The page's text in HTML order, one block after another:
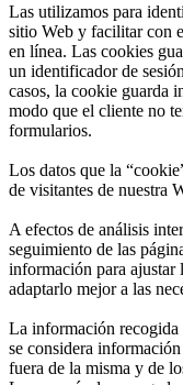
Las utilizamos para
sitio Web y facilitar con
en línea. Las cookies
un identificador de
casos, la cookie guarda
modo que el cliente no
formularios.
Los datos que la
de visitantes de nuestra
A efectos de análisis
seguimiento de las
información para ajustar
adaptarlo mejor a las
La información
se considera
fuera de la misma y de